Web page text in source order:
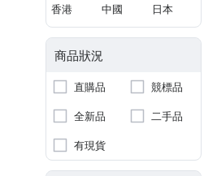
香港 中國 日本
商品狀況
直購品
競標品
全新品
二手品
有現貨